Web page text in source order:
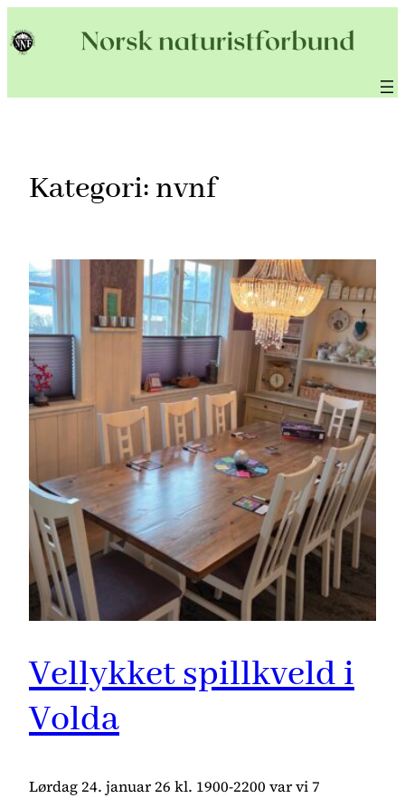
til
Kategori: nvnf
Vellykket spillkveld i
Volda
Lørdag 24. januar 26 kl. 1900-2200 var vi 7